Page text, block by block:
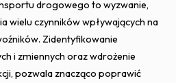
drogowego to wyzwanie,
wielu czynników wpływających na
Zidentyfikowanie
i zmiennych oraz wdrożenie
pozwala znacząco poprawić